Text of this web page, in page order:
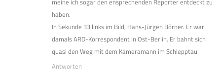
haben.
In Sekunde 33 links im Bild, Hans-Jürgen Börner. Er war
damals ARD-Korrespondent in Ost-Berlin. Er bahnt sich
quasi den Weg mit dem Kameramann im Schlepptau.
Antworten